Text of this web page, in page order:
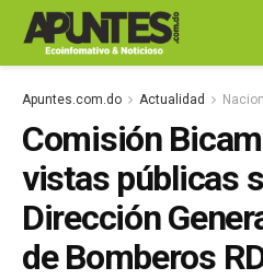
Apuntes.com.do Actualidad
Comisión
vistas públicas
Dirección
de Bomberos